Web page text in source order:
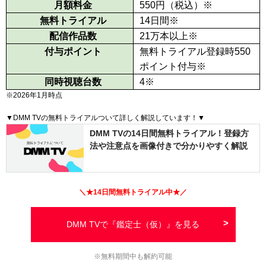
月額料金
550円（税込）
※
無料トライアル
14日間 ※
配信作品数
21万本以上 ※
付与ポイント
無料トライアル登録時550
ポイント付与※
同時視聴台数
4※
※2026年1月時点
▼DMM TVの無料トライアルついて詳しく解説しています！▼
DMM TVの14日間無料トライアル！登録方
法や注意点を画像付きで分かりやすく解説
＼★14日間無料トライアル中★／
DMM TVで『鑑定士（仮）』を見る
※無料期間中も解約可能